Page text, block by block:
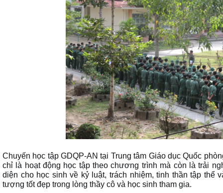
Chuyến học tập GDQP-AN tại Trung tâm Giáo dục Quốc
chỉ là hoạt động học tập theo chương trình mà còn là trải
diện cho học sinh về kỷ luật, trách nhiệm, tinh thần tập thể
tượng tốt đẹp trong lòng thầy cô và học sinh tham gia.